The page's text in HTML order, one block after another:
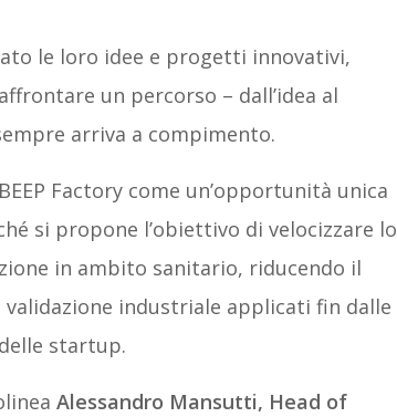
le loro idee e progetti innovativi,
un percorso – dall’idea al
arriva a compimento.
Factory come un’opportunità unica
si propone l’obiettivo di velocizzare lo
in ambito sanitario, riducendo il
industriale applicati fin dalle
startup.
Alessandro Mansutti, Head of